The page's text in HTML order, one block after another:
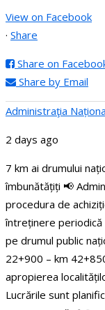
View on Facebook
· Share
Share on
Share by Email
Administraţia
2 days ago
7 km ai drumului
îmbunătățiți 📢
procedura de
întreținere
pe drumul public
22+900 – km
apropierea
Lucrările sunt